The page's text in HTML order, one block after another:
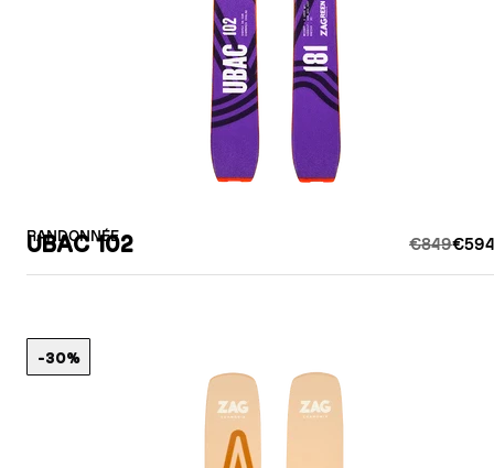
RANDONNÉE
UBAC 102 €849
-30%